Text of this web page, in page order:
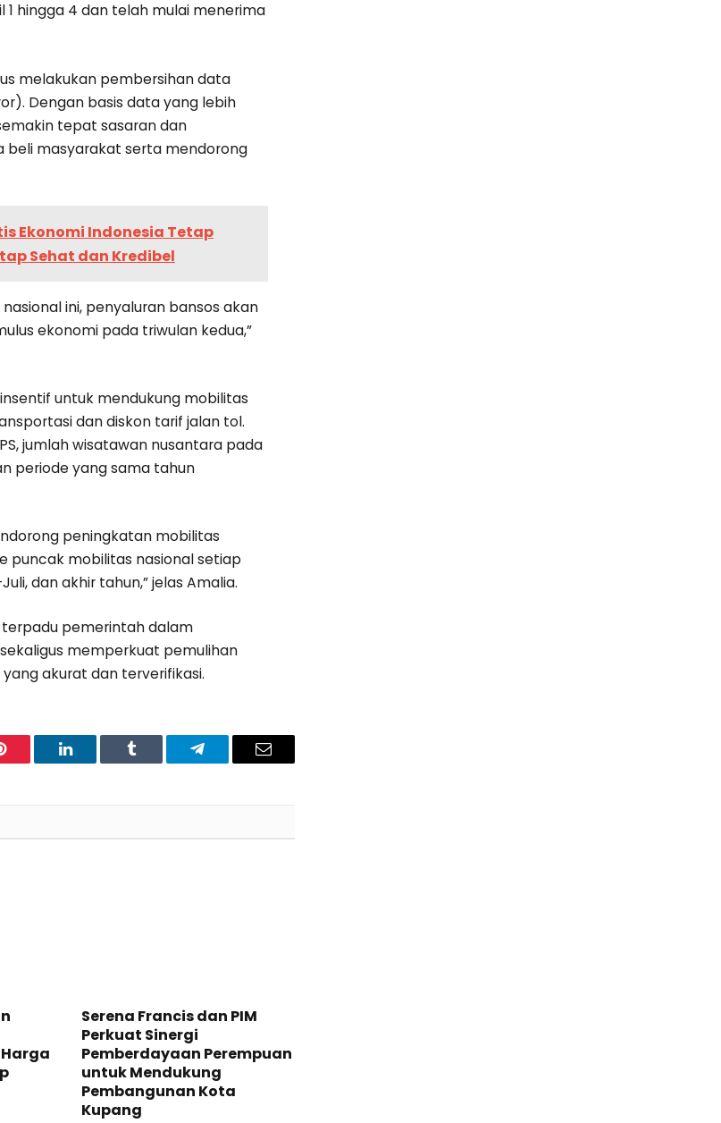
1 hingga 4 dan telah mulai menerima
melakukan pembersihan data
Dengan basis data yang lebih
tepat sasaran dan
beli masyarakat serta mendorong
Ekonomi Indonesia Tetap
Sehat dan Kredibel
ini, penyaluran bansos akan
ekonomi pada triwulan kedua,”
untuk mendukung mobilitas
dan diskon tarif jalan tol.
jumlah wisatawan nusantara pada
periode yang sama tahun
peningkatan mobilitas
puncak mobilitas nasional setiap
dan akhir tahun,” jelas Amalia.
pemerintah dalam
memperkuat pemulihan
akurat dan terverifikasi.
LinkedIn Tumblr Telegram Email
Serena Francis dan PIM
Perkuat Sinergi
Pemberdayaan Perempuan
untuk Mendukung
Pembangunan Kota
Kupang